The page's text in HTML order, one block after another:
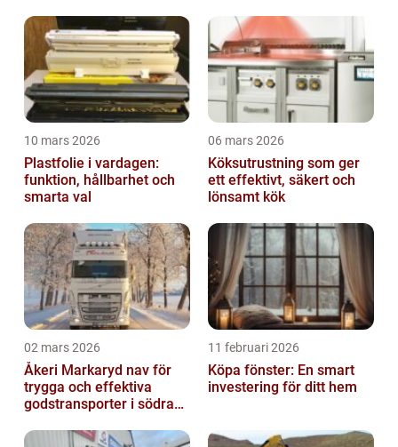
10 mars 2026
Plastfolie i vardagen:
funktion, hållbarhet och
smarta val
06 mars 2026
Köksutrustning som ger
ett effektivt, säkert och
lönsamt kök
02 mars 2026
Åkeri Markaryd nav för
trygga och effektiva
godstransporter i södra
11 februari 2026
Köpa fönster: En smart
investering för ditt hem